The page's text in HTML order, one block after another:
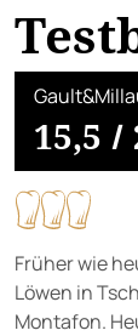
15,5 /
Früher wie
Löwen in
Montafon.